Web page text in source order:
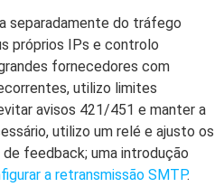
separadamente do tráfego
próprios IPs e controlo
fornecedores com
utilizo limites
avisos 421/451 e manter a
utilizo um relé e ajusto os
feedback; uma introdução
a retransmissão SMTP.